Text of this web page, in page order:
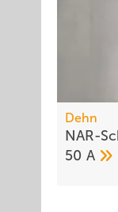
Dehn
NAR-
50 A